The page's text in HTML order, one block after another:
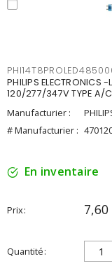
PHILIPS ELECTRONICS
120/277/347V TYPE A/C
Manufacturier :
# Manufacturier :
En inventaire
Prix 7,60
Quantité